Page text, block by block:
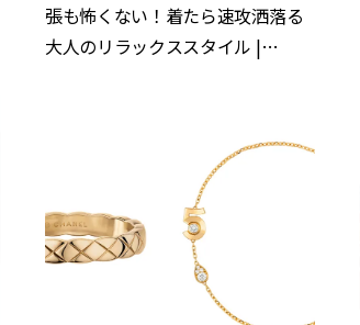
張も怖くない！着たら速攻洒落る
大人のリラックススタイル |